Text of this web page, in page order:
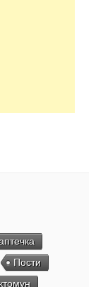
Пости